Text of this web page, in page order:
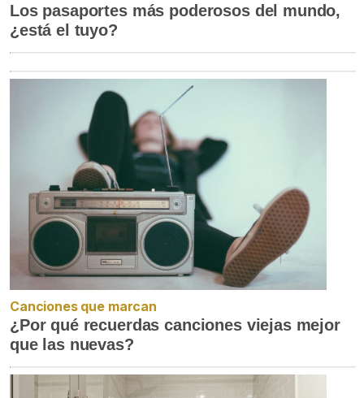
Los pasaportes más poderosos del mundo,
¿está el tuyo?
Canciones que marcan
¿Por qué recuerdas canciones viejas mejor
que las nuevas?